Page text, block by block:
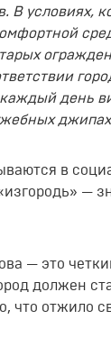
В условиях,
день
в
—
— это
должен
что отжило